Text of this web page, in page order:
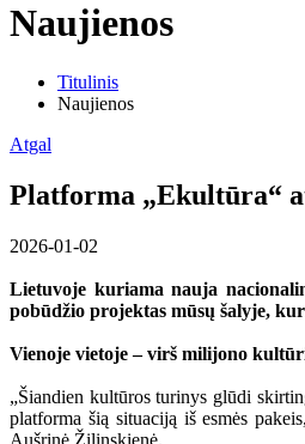
Naujienos
Titulinis
Naujienos
Atgal
Platforma „Ekultūra“
2026-01-02
Lietuvoje kuriama nauja
pobūdžio projektas mūsų šalyje,
Vienoje vietoje – virš milijono
„Šiandien kultūros turinys glūdi
platforma šią situaciją iš esmės
Aušrinė Žilinskienė.